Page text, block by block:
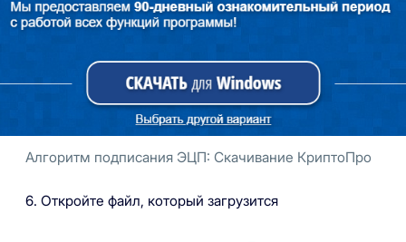
Алгоритм подписания ЭЦП: Скачивание КриптоПро
6. Откройте файл, который загрузится